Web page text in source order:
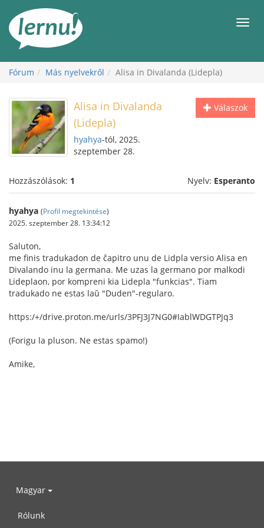
Fórum Más nyelvekről Alisa in Divalanda (Lidepla)
Válaszok
Alisa in Divalanda
(Lidepla)
hyahya-tól, 2025.
szeptember 28.
Hozzászólások: 1 Nyelv: Esperanto
hyahya (Profil megtekintése)
2025. szeptember 28. 13:34:12
Saluton,
me finis tradukadon de ĉapitro unu de Lidpla versio Alisa en
Divalando inu la germana. Me uzas la germano por malkodi
Lideplaon, por kompreni kia Lidepla "funkcias". Tiam
tradukado ne estas laŭ "Duden"-regularo.
https:/+/drive.proton.me/urls/3PFJ3J7NG0#IablWDGTPJq3
(Forigu la pluson. Ne estas spamo!)
Amike,
Magyar
Rólunk